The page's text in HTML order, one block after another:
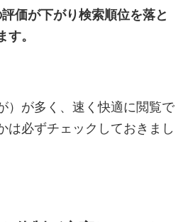
価が下がり検索順位を落と
。
）が多く、速く快適に閲覧で
は必ずチェックしておきまし